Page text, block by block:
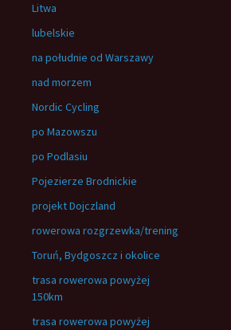
Litwa
lubelskie
na południe od Warszawy
nad morzem
Nordic Cycling
po Mazowszu
po Podlasiu
Pojezierze Brodnickie
projekt Dojczland
rowerowa rozgrzewka/trening
Toruń, Bydgoszcz i okolice
trasa rowerowa powyżej
150km
trasa rowerowa powyżej